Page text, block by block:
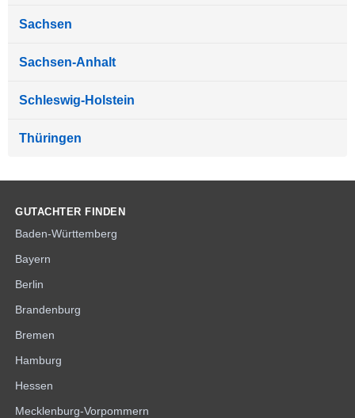
Sachsen
Sachsen-Anhalt
Schleswig-Holstein
Thüringen
GUTACHTER FINDEN
Baden-Württemberg
Bayern
Berlin
Brandenburg
Bremen
Hamburg
Hessen
Mecklenburg-Vorpommern